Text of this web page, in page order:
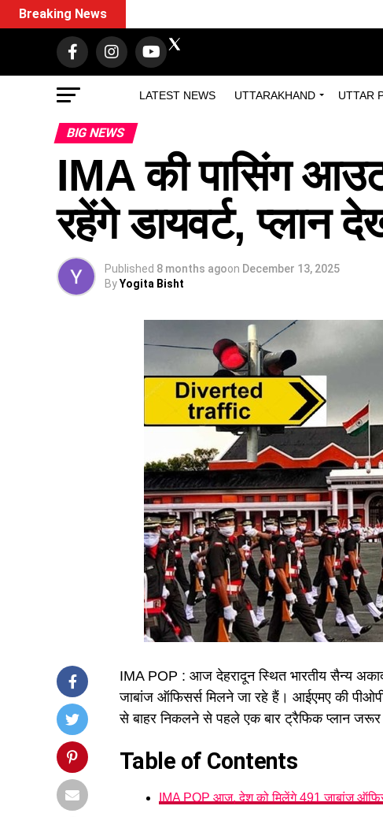
LATEST NEWS UTTARAKHAND UTTAR
Breaking News
BIG NEWS
IMA की पासिंग
रहेंगे डायवर्ट, प्लान
Published 8 months agoon December 13, 2025
ByYogita Bisht
IMA POP : आज देहरादून स्थित भारतीय सैन्य
जाबांज ऑफिसर्स मिलने जा रहे हैं। आईएमए की
से बाहर निकलने से पहले एक बार ट्रैफिक प्लान
Table of Contents
IMA POP आज, देश को मिलेंगे 491 जाबांज